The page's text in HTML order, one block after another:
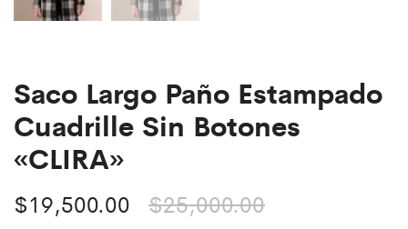
Saco Largo Paño Estampado
Cuadrille Sin Botones
«CLIRA»
$25,000.00
$19,500.00